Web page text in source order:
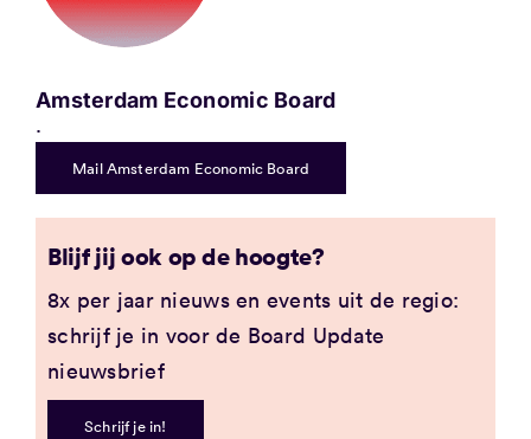
Amsterdam Economic Board
.
Mail Amsterdam Economic Board
Blijf jij ook op de hoogte?
8x per jaar nieuws en events uit de regio:
schrijf je in voor de Board Update
nieuwsbrief
Schrijf je in!